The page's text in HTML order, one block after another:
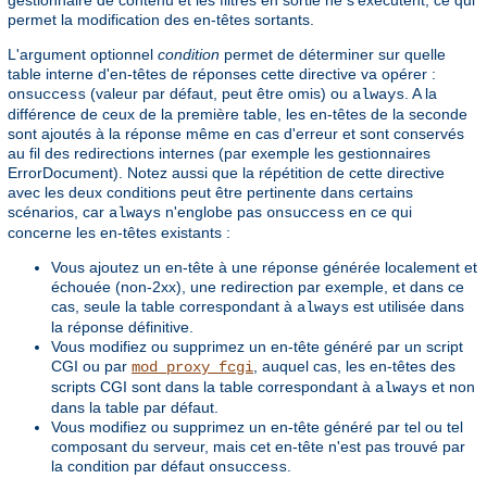
permet la modification des en-têtes sortants.
L'argument optionnel condition permet de déterminer sur quelle
table interne d'en-têtes de réponses cette directive va opérer :
onsuccess (valeur par défaut, peut être omis) ou always . A la
différence de ceux de la première table, les en-têtes de la seconde
sont ajoutés à la réponse même en cas d'erreur et sont conservés
au fil des redirections internes (par exemple les gestionnaires
ErrorDocument). Notez aussi que la répétition de cette directive
avec les deux conditions peut être pertinente dans certains
scénarios, car always n'englobe pas onsuccess en ce qui
concerne les en-têtes existants :
Vous ajoutez un en-tête à une réponse générée localement et
échouée (non-2xx), une redirection par exemple, et dans ce
cas, seule la table correspondant à always est utilisée dans
la réponse définitive.
Vous modifiez ou supprimez un en-tête généré par un script
CGI ou par mod_proxy_fcgi , auquel cas, les en-têtes des
scripts CGI sont dans la table correspondant à always et non
dans la table par défaut.
Vous modifiez ou supprimez un en-tête généré par tel ou tel
composant du serveur, mais cet en-tête n'est pas trouvé par
la condition par défaut onsuccess